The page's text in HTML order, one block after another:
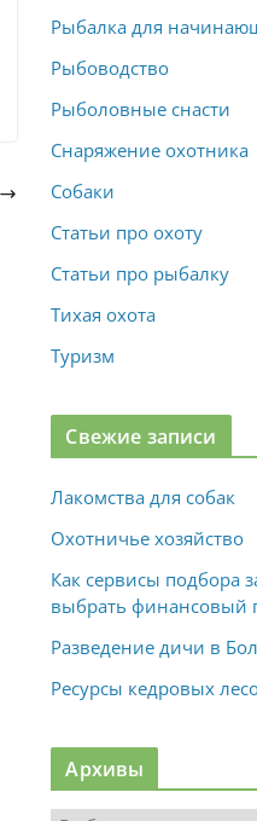
Рыбалка для
Рыбоводство
Рыболовные снасти
Снаряжение охотника
Собаки
Статьи про охоту
Статьи про рыбалку
Тихая охота
Туризм
Свежие записи
Лакомства для собак
Охотничье хозяйство
Как сервисы подбора
выбрать финансовый
Разведение дичи в
Ресурсы кедровых
Архивы